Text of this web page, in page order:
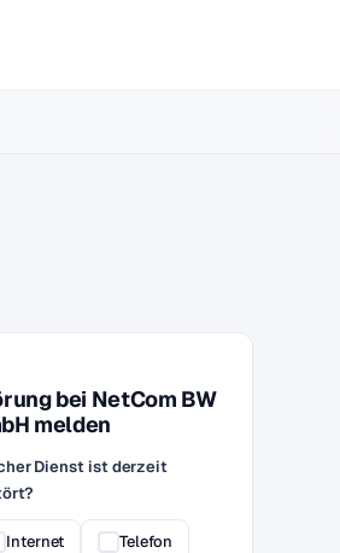
bei NetCom BW
melden
Dienst ist derzeit
Internet Telefon